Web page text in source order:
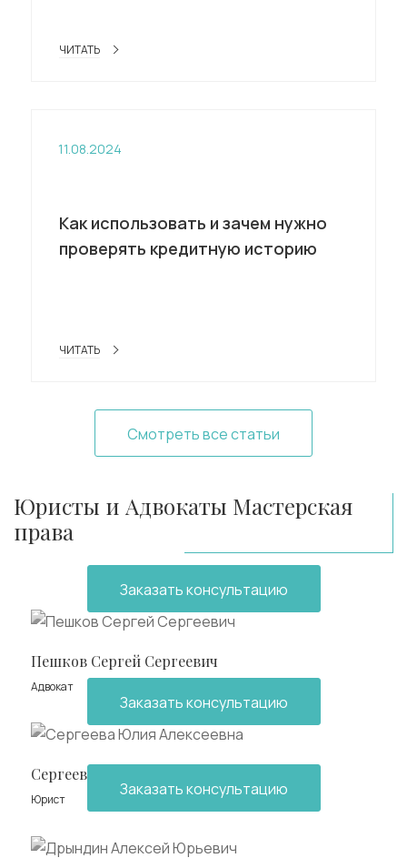
ЧИТАТЬ
11.08.2024
Как использовать и зачем нужно
проверять кредитную историю
ЧИТАТЬ
Смотреть все статьи
Юристы и Адвокаты Мастерская
права
Пешков Сергей Сергеевич
Адвокат
Заказать консультацию
Сергеева Юлия Алексеевна
Юрист
Заказать консультацию
Заказать консультацию